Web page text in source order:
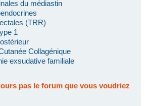
du médiastin
(TRR)
1
Collagénique
exsudative familiale
pas le forum que vous voudriez